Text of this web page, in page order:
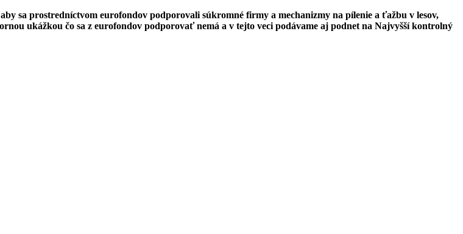
sa prostredníctvom eurofondov podporovali súkromné firmy a mechanizmy na pílenie a ťažbu v lesov,
ukážkou čo sa z eurofondov podporovať nemá a v tejto veci podávame aj podnet na Najvyšší kontrolný